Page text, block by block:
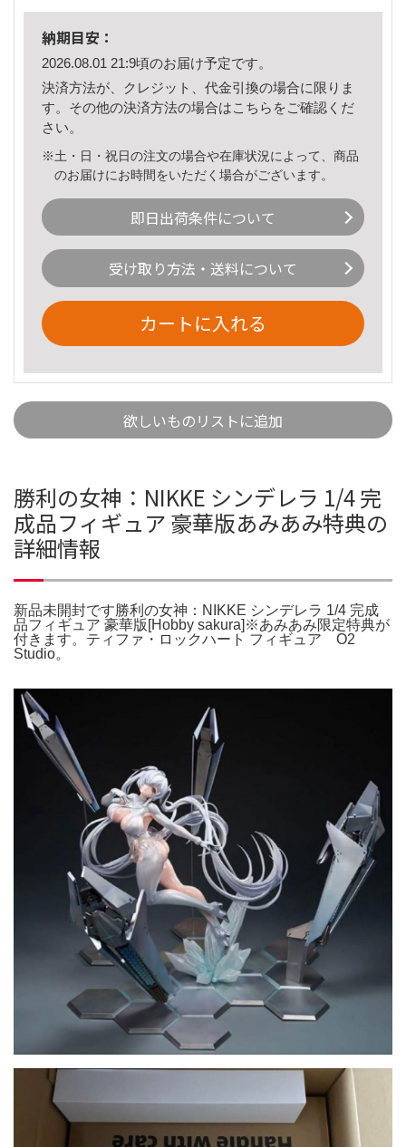
納期目安：
2026.08.01 21:9頃のお届け予定です。
決済方法が、クレジット、代金引換の場合に限りま
す。その他の決済方法の場合はこちら をご確認くだ
さい。
※土・日・祝日の注文の場合や在庫状況によって、商品
のお届けにお時間をいただく場合がございます。
即日出荷条件について
受け取り方法・送料について
カートに入れる
欲しいものリストに追加
勝利の女神：NIKKE シンデレラ 1/4 完
成品フィギュア 豪華版あみあみ特典の
詳細情報
新品未開封です勝利の女神：NIKKE シンデレラ 1/4 完成
品フィギュア 豪華版[Hobby sakura]※あみあみ限定特典が
付きます。ティファ・ロックハート フィギュア O2
Studio。